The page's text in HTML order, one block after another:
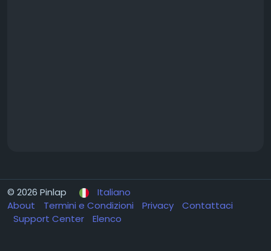
© 2026 Pinlap
Italiano
About
Termini e Condizioni Privacy
Contattaci
Support Center
Elenco